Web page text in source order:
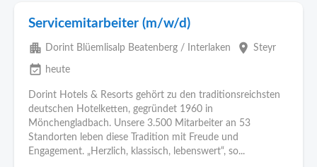
Servicemitarbeiter (m/w/d)
apartment Dorint Blüemlisalp Beatenberg / Interlaken place Steyr
event_available heute
Dorint Hotels & Resorts gehört zu den traditionsreichsten
deutschen Hotelketten, gegründet 1960 in
Mönchengladbach. Unsere 3.500 Mitarbeiter an 53
Standorten leben diese Tradition mit Freude und
Engagement. „Herzlich, klassisch, lebenswert“, so...